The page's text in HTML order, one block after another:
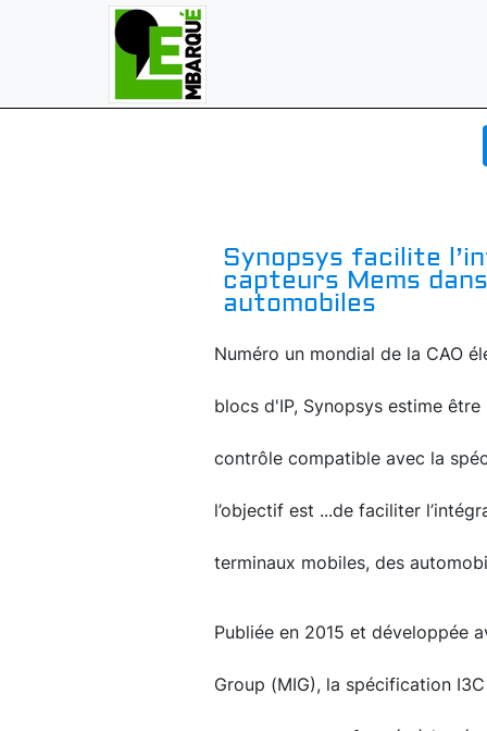
Synopsys facilite
capteurs Mems
automobiles
Numéro un mondial de la CAO
blocs d'IP, Synopsys estime
contrôle compatible avec la
l’objectif est ...de faciliter
terminaux mobiles, des
Publiée en 2015 et développée
Group (MIG), la spécification